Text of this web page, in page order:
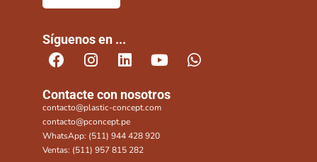
Síguenos en ...
Contacte con nosotros
contacto@plastic-concept.com
contacto@pconcept.pe
WhatsApp: (511) 944 428 920
Ventas: (511) 957 815 282